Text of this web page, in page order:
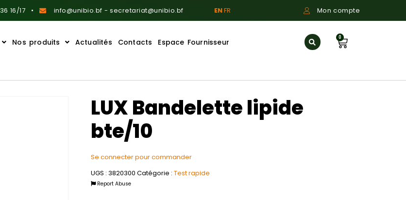
16/17 info@unibio.bf - secretariat@unibio.bf ENFR Mon compte
Nos produits Actualités Contacts Espace Fournisseur
0
LUX Bandelette lipide
bte/10
Se connecter pour commander
UGS : 3820300 Catégorie : Test rapide
Report Abuse